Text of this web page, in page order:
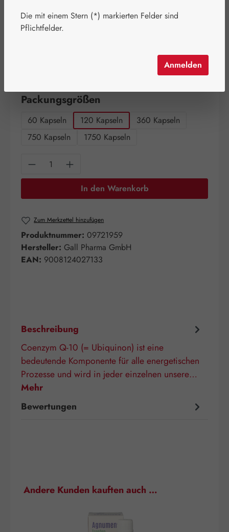
Regulärer Preis:
35,10 €
Inhalt:0.029 Kilogramm
Packungsgrößen
60 Kapseln 120 Kapseln
360 Kapseln
750 Kapseln
1750 Kapseln
Produkt Anzahl: Gib den gewünschten
In den Warenkorb
Zum Merkzettel hinzufügen
Produktnummer: 09721959
Hersteller: Gall Pharma GmbH
EAN: 9008124027133
Beschreibung
Coenzym Q-10 (= Ubiquinon) ist eine
bedeutende Komponente für alle energetischen
Prozesse und wird in jeder einzelnen unsere…
Mehr
Bewertungen
Produktgalerie überspringen
Andere Kunden kauften auch …
Die mit einem Stern (*) markierten Felder sind
Pflichtfelder.
Anmelden